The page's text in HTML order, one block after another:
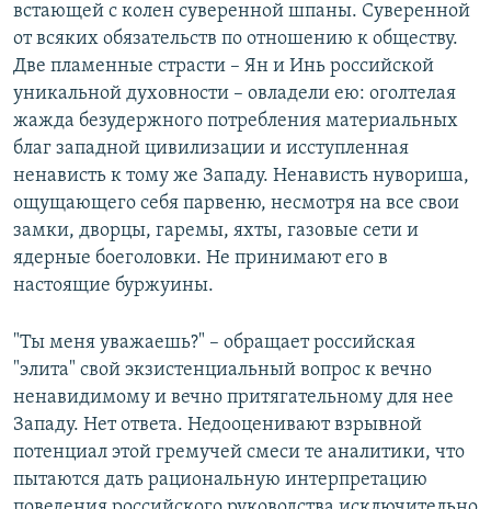
встающей с колен суверенной шпаны. Суверенной
от всяких обязательств по отношению к обществу.
Две пламенные страсти – Ян и Инь российской
уникальной духовности – овладели ею: оголтелая
жажда безудержного потребления материальных
благ западной цивилизации и исступленная
ненависть к тому же Западу. Ненависть нувориша,
ощущающего себя парвеню, несмотря на все свои
замки, дворцы, гаремы, яхты, газовые сети и
ядерные боеголовки. Не принимают его в
настоящие буржуины.
"Ты меня уважаешь?" – обращает российская
"элита" свой экзистенциальный вопрос к вечно
ненавидимому и вечно притягательному для нее
Западу. Нет ответа. Недооценивают взрывной
потенциал этой гремучей смеси те аналитики, что
пытаются дать рациональную интерпретацию